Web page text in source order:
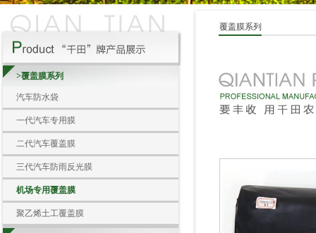
>覆盖膜系列
汽车防水袋
一代汽车专用膜
二代汽车覆盖膜
三代汽车防雨反光膜
机场专用覆盖膜
聚乙烯土工覆盖膜
覆盖膜系列